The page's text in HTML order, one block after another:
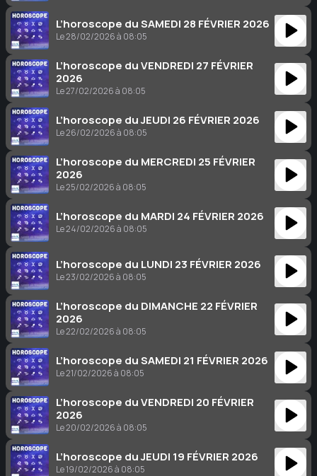
L’horoscope du SAMEDI 28 FÉVRIER 2026
Le 28/02/2026 à 08:05
L’horoscope du VENDREDI 27 FÉVRIER
2026
Le 27/02/2026 à 08:05
L’horoscope du JEUDI 26 FÉVRIER 2026
Le 26/02/2026 à 08:05
L’horoscope du MERCREDI 25 FÉVRIER
2026
Le 25/02/2026 à 08:05
L’horoscope du MARDI 24 FÉVRIER 2026
Le 24/02/2026 à 08:05
L’horoscope du LUNDI 23 FÉVRIER 2026
Le 23/02/2026 à 08:05
L’horoscope du DIMANCHE 22 FÉVRIER
2026
Le 22/02/2026 à 08:05
L’horoscope du SAMEDI 21 FÉVRIER 2026
Le 21/02/2026 à 08:05
L’horoscope du VENDREDI 20 FÉVRIER
2026
Le 20/02/2026 à 08:05
L’horoscope du JEUDI 19 FÉVRIER 2026
Le 19/02/2026 à 08:05